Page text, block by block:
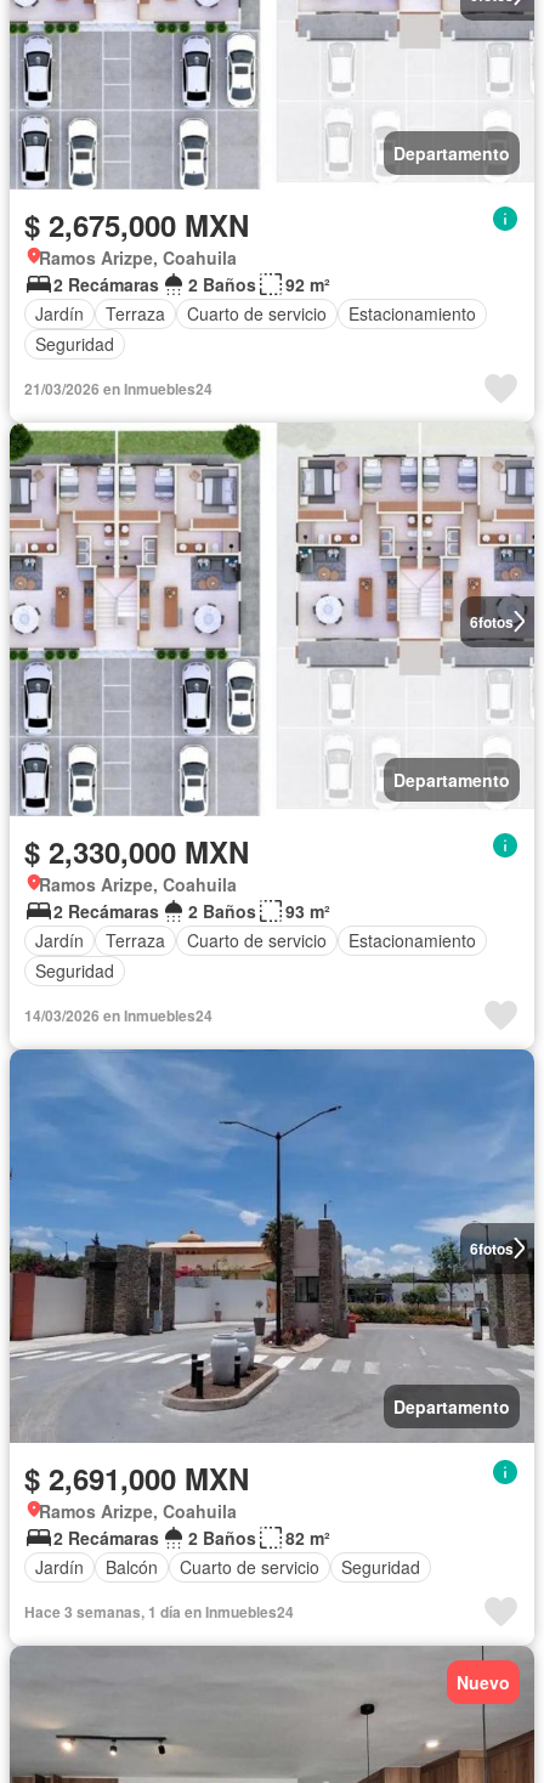
Departamento
$ 2,675,000 MXN
Ramos Arizpe, Coahuila
2 Recámaras
2 Baños
92 m²
Jardín
Terraza Cuarto de servicio
Estacionamiento
Seguridad
21/03/2026 en Inmuebles24
6fotos
Departamento
$ 2,330,000 MXN
Ramos Arizpe, Coahuila
2 Recámaras
2 Baños
93 m²
Jardín
Terraza Cuarto de servicio
Estacionamiento
Seguridad
14/03/2026 en Inmuebles24
6fotos
Departamento
$ 2,691,000 MXN
Ramos Arizpe, Coahuila
2 Recámaras
2 Baños
82 m²
Jardín
Balcón Cuarto de servicio Seguridad
Hace 3 semanas, 1 día en Inmuebles24
Nuevo